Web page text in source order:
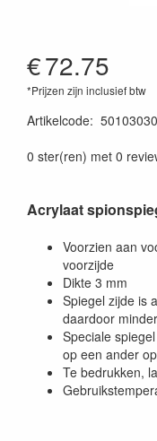
€72.75
*Prijzen zijn inclusief btw
Artikelcode:
0 ster(ren) met 0
Acrylaat
Voorzien aan
voorzijde
Dikte 3 mm
Spiegel zijde is
daardoor
Speciale
op een ander
Te bedrukken,